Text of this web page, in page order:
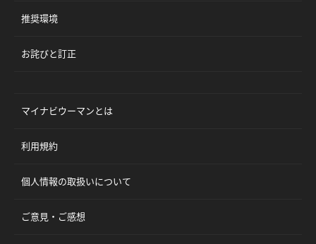
推奨環境
お詫びと訂正
マイナビウーマンとは
利用規約
個人情報の取扱いについて
ご意見・ご感想